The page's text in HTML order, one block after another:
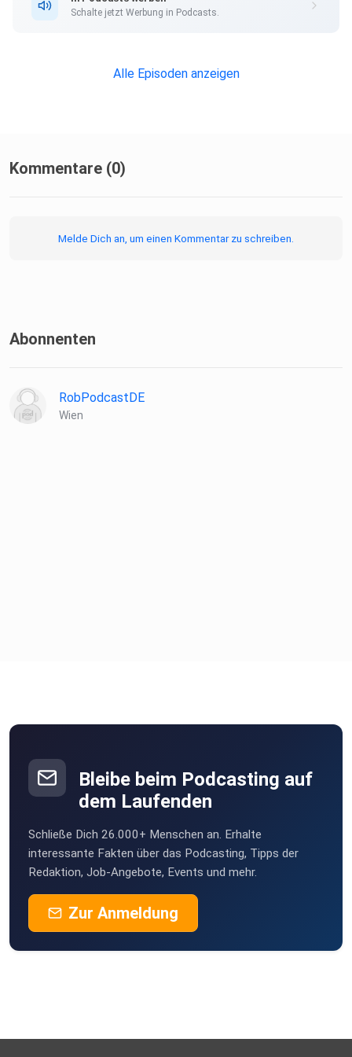
Hintergrundgespräch.
abliefen, er zurück ins Berufsleben fand und es zu seinem
Wolfgangsee
(01:07:02) Wordrap
Schalte jetzt Werbung in Podcasts.
Alle Episoden anzeigen
Kommentare (0)
Melde Dich an, um einen Kommentar zu schreiben.
Abonnenten
RobPodcastDE
Wien
Bleibe beim Podcasting auf
dem Laufenden
Schließe Dich 26.000+ Menschen an. Erhalte
interessante Fakten über das Podcasting, Tipps der
Redaktion, Job-Angebote, Events und mehr.
Zur Anmeldung